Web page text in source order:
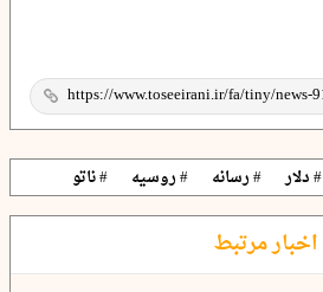
# دلار # رسانه # روسیه # ناتو
اخبار مرتبط